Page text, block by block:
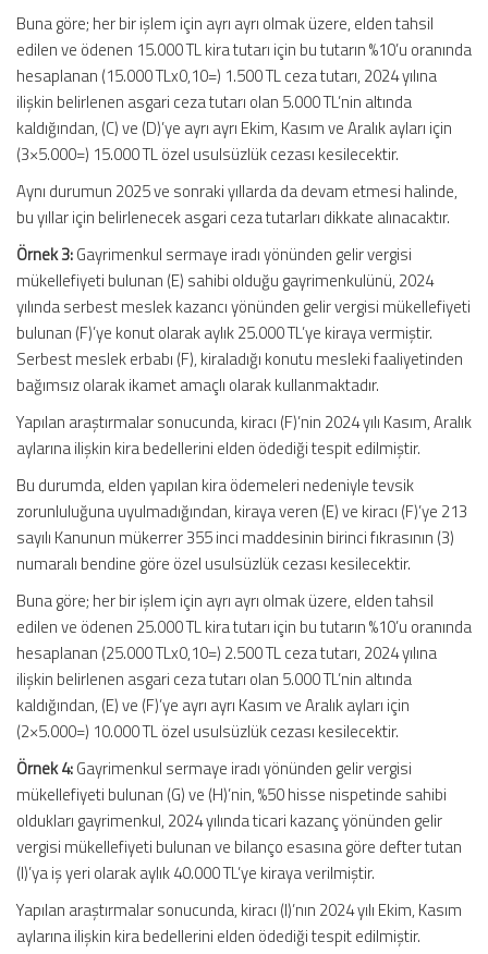
Buna göre; her bir işlem için ayrı ayrı olmak üzere, elden tahsil
edilen ve ödenen 15.000 TL kira tutarı için bu tutarın %10’u oranında
hesaplanan (15.000 TLx0,10=) 1.500 TL ceza tutarı, 2024 yılına
ilişkin belirlenen asgari ceza tutarı olan 5.000 TL’nin altında
kaldığından, (C) ve (D)’ye ayrı ayrı Ekim, Kasım ve Aralık ayları için
(3×5.000=) 15.000 TL özel usulsüzlük cezası kesilecektir.
Aynı durumun 2025 ve sonraki yıllarda da devam etmesi halinde,
bu yıllar için belirlenecek asgari ceza tutarları dikkate alınacaktır.
Örnek 3:Gayrimenkul sermaye iradı yönünden gelir vergisi
mükellefiyeti bulunan (E) sahibi olduğu gayrimenkulünü, 2024
yılında serbest meslek kazancı yönünden gelir vergisi mükellefiyeti
bulunan (F)’ye konut olarak aylık 25.000 TL’ye kiraya vermiştir.
Serbest meslek erbabı (F), kiraladığı konutu mesleki faaliyetinden
bağımsız olarak ikamet amaçlı olarak kullanmaktadır.
Yapılan araştırmalar sonucunda, kiracı (F)’nin 2024 yılı Kasım, Aralık
aylarına ilişkin kira bedellerini elden ödediği tespit edilmiştir.
Bu durumda, elden yapılan kira ödemeleri nedeniyle tevsik
zorunluluğuna uyulmadığından, kiraya veren (E) ve kiracı (F)’ye 213
sayılı Kanunun mükerrer 355 inci maddesinin birinci fıkrasının (3)
numaralı bendine göre özel usulsüzlük cezası kesilecektir.
Buna göre; her bir işlem için ayrı ayrı olmak üzere, elden tahsil
edilen ve ödenen 25.000 TL kira tutarı için bu tutarın %10’u oranında
hesaplanan (25.000 TLx0,10=) 2.500 TL ceza tutarı, 2024 yılına
ilişkin belirlenen asgari ceza tutarı olan 5.000 TL’nin altında
kaldığından, (E) ve (F)’ye ayrı ayrı Kasım ve Aralık ayları için
(2×5.000=) 10.000 TL özel usulsüzlük cezası kesilecektir.
Örnek 4:Gayrimenkul sermaye iradı yönünden gelir vergisi
mükellefiyeti bulunan (G) ve (H)’nin, %50 hisse nispetinde sahibi
oldukları gayrimenkul, 2024 yılında ticari kazanç yönünden gelir
vergisi mükellefiyeti bulunan ve bilanço esasına göre defter tutan
(I)’ya iş yeri olarak aylık 40.000 TL’ye kiraya verilmiştir.
Yapılan araştırmalar sonucunda, kiracı (I)’nın 2024 yılı Ekim, Kasım
aylarına ilişkin kira bedellerini elden ödediği tespit edilmiştir.